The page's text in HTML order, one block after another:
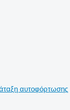
αυτοφόρτωσης